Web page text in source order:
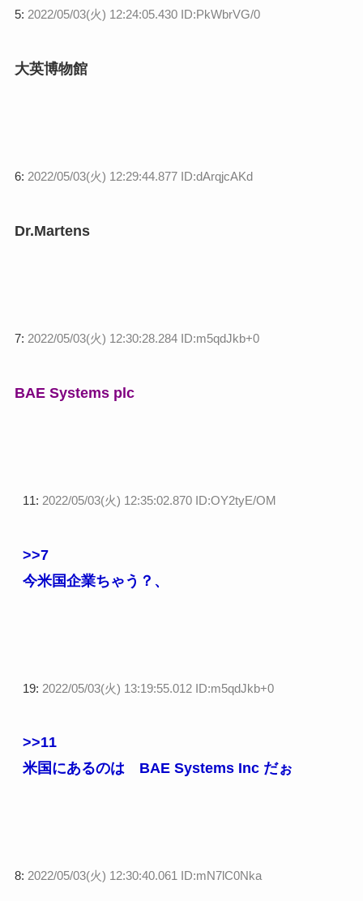
5: 2022/05/03(火) 12:24:05.430 ID:PkWbrVG/0
大英博物館
6: 2022/05/03(火) 12:29:44.877 ID:dArqjcAKd
Dr.Martens
7: 2022/05/03(火) 12:30:28.284 ID:m5qdJkb+0
BAE Systems plc
11: 2022/05/03(火) 12:35:02.870 ID:OY2tyE/OM
>>7
今米国企業ちゃう？、
19: 2022/05/03(火) 13:19:55.012 ID:m5qdJkb+0
>>11
米国にあるのは BAE Systems Inc だぉ
8: 2022/05/03(火) 12:30:40.061 ID:mN7lC0Nka